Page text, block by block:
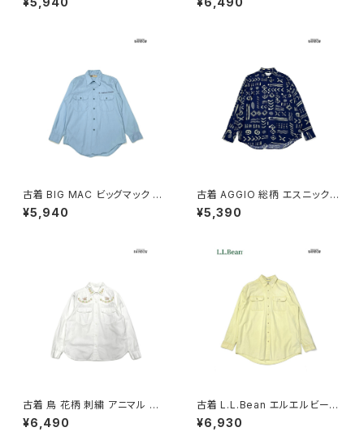
(ttu2603112)
27)
古着 BIG MAC ビッグマック 刺
繍 無地 コットン 長袖 シャツ 青
水色 (ttu2603111)
¥5,940
古着 AGGIO 総柄 エスニック柄
長袖 シャツ 紺 (ttu2603110)
¥5,390
古着 鳥 花柄 刺繍 アニマル コッ
トン100％ 長袖 シャツ 白 (ttu2
602024)
¥6,490
古着 L.L.Bean エルエルビーン
無地 コットン100％ 長袖 シャツ
黄 (ttu2603109)
¥6,930